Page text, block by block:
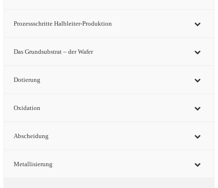
Prozessschritte Halbleiter-Produktion
Das Grundsubstrat – der Wafer
Dotierung
Oxidation
Abscheidung
Metallisierung